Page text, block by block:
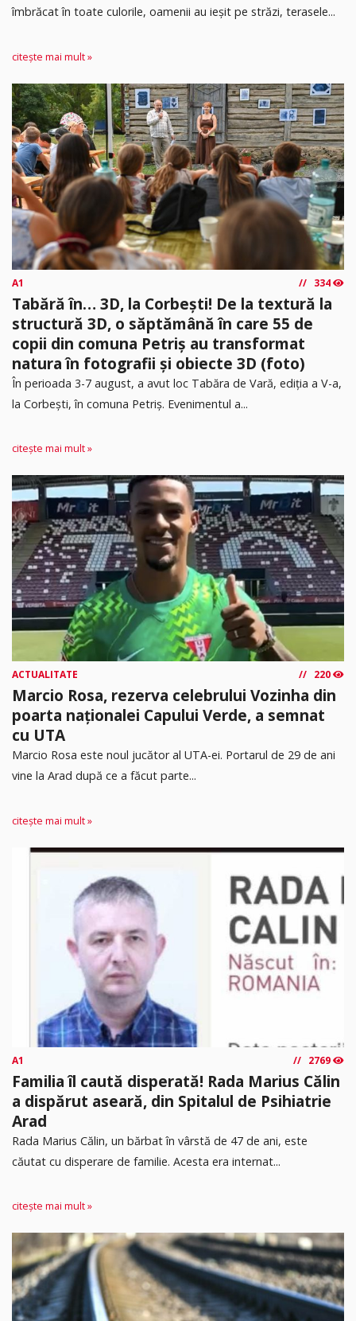
îmbrăcat în toate culorile, oamenii au ieșit pe străzi, terasele...
citește mai mult »
A1 334
Tabără în… 3D, la Corbești! De la textură la
structură 3D, o săptămână în care 55 de
copii din comuna Petriș au transformat
natura în fotografii și obiecte 3D (foto)
În perioada 3-7 august, a avut loc Tabăra de Vară, ediția a V-a,
la Corbești, în comuna Petriș. Evenimentul a...
citește mai mult »
ACTUALITATE 220
Marcio Rosa, rezerva celebrului Vozinha din
poarta naționalei Capului Verde, a semnat
cu UTA
Marcio Rosa este noul jucător al UTA-ei. Portarul de 29 de ani
vine la Arad după ce a făcut parte...
citește mai mult »
A1 2769
Familia îl caută disperată! Rada Marius Călin
a dispărut aseară, din Spitalul de Psihiatrie
Arad
Rada Marius Călin, un bărbat în vârstă de 47 de ani, este
căutat cu disperare de familie. Acesta era internat...
citește mai mult »